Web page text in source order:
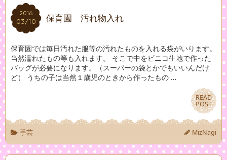
2016
03/10
2016
03/10 保育園 汚れ物入れ
保育園では毎日汚れた服等の汚れたものを入れる袋がいります。
当然濡れたもの等も入れます。 そこで中をビニコ生地で作った
バッグが必要になります。（スーパーの袋とかでもいいんだけ
ど） うちの子は当然１歳児のときから作ったもの …
READ
POST
READ
POST
手芸 MizNagi